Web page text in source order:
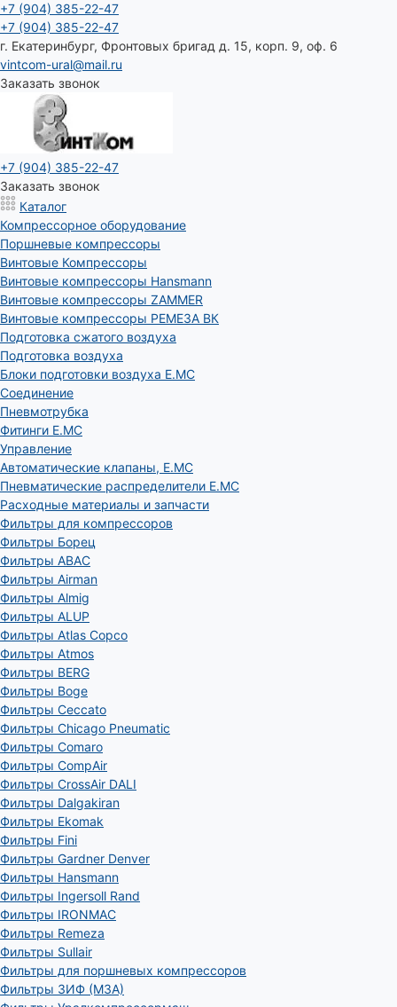
+7 (904) 385-22-47
+7 (904) 385-22-47
г. Екатеринбург, Фронтовых бригад д. 15, корп. 9, оф. 6
vintcom-ural@mail.ru
Заказать звонок
+7 (904) 385-22-47
Заказать звонок
Каталог
Компрессорное оборудование
Поршневые компрессоры
Винтовые Компрессоры
Винтовые компрессоры Hansmann
Винтовые компрессоры ZAMMER
Винтовые компрессоры РЕМЕЗА ВК
Подготовка сжатого воздуха
Подготовка воздуха
Блоки подготовки воздуха E.MC
Соединение
Пневмотрубка
Фитинги E.MC
Управление
Автоматические клапаны, Е.МС
Пневматические распределители E.MC
Расходные материалы и запчасти
Фильтры для компрессоров
Фильтры Борец
Фильтры ABAC
Фильтры Airman
Фильтры Almig
Фильтры ALUP
Фильтры Atlas Copco
Фильтры Atmos
Фильтры BERG
Фильтры Boge
Фильтры Ceccato
Фильтры Chicago Pneumatic
Фильтры Comaro
Фильтры CompAir
Фильтры CrossAir DALI
Фильтры Dalgakiran
Фильтры Ekomak
Фильтры Fini
Фильтры Gardner Denver
Фильтры Hansmann
Фильтры Ingersoll Rand
Фильтры IRONMAC
Фильтры Remeza
Фильтры Sullair
Фильтры для поршневых компрессоров
Фильтры ЗИФ (МЗА)